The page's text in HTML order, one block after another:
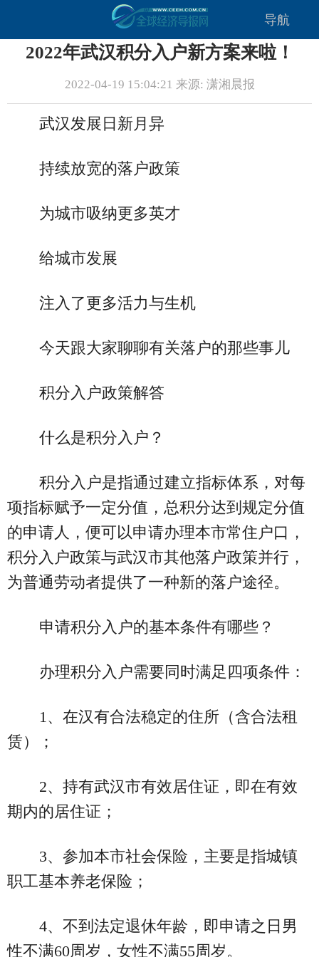
导航
2022年武汉积分入户新方案来啦！
2022-04-19 15:04:21 来源: 潇湘晨报
武汉发展日新月异
持续放宽的落户政策
为城市吸纳更多英才
给城市发展
注入了更多活力与生机
今天跟大家聊聊有关落户的那些事儿
积分入户政策解答
什么是积分入户？
积分入户是指通过建立指标体系，对每
项指标赋予一定分值，总积分达到规定分值
的申请人，便可以申请办理本市常住户口，
积分入户政策与武汉市其他落户政策并行，
为普通劳动者提供了一种新的落户途径。
申请积分入户的基本条件有哪些？
办理积分入户需要同时满足四项条件：
1、在汉有合法稳定的住所（含合法租
赁）；
2、持有武汉市有效居住证，即在有效
期内的居住证；
3、参加本市社会保险，主要是指城镇
职工基本养老保险；
4、不到法定退休年龄，即申请之日男
性不满60周岁，女性不满55周岁。